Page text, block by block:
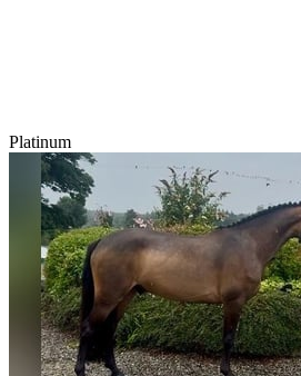
Platinum